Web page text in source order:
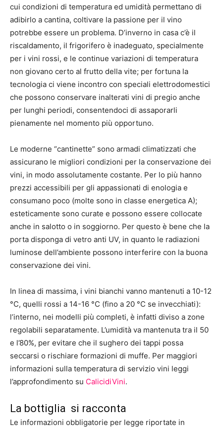
cui condizioni di temperatura ed umidità permettano di
adibirlo a cantina, coltivare la passione per il vino
potrebbe essere un problema. D’inverno in casa c’è il
riscaldamento, il frigorifero è inadeguato, specialmente
per i vini rossi, e le continue variazioni di temperatura
non giovano certo al frutto della vite; per fortuna la
tecnologia ci viene incontro con speciali elettrodomestici
che possono conservare inalterati vini di pregio anche
per lunghi periodi, consentendoci di assaporarli
pienamente nel momento più opportuno.
Le moderne “cantinette” sono armadi climatizzati che
assicurano le migliori condizioni per la conservazione dei
vini, in modo assolutamente costante. Per lo più hanno
prezzi accessibili per gli appassionati di enologia e
consumano poco (molte sono in classe energetica A);
esteticamente sono curate e possono essere collocate
anche in salotto o in soggiorno. Per questo è bene che la
porta disponga di vetro anti UV, in quanto le radiazioni
luminose dell’ambiente possono interferire con la buona
conservazione dei vini.
In linea di massima, i vini bianchi vanno mantenuti a 10-12
°C, quelli rossi a 14-16 °C (fino a 20 °C se invecchiati):
l’interno, nei modelli più completi, è infatti diviso a zone
regolabili separatamente. L’umidità va mantenuta tra il 50
e l’80%, per evitare che il sughero dei tappi possa
seccarsi o rischiare formazioni di muffe. Per maggiori
informazioni sulla temperatura di servizio vini leggi
l’approfondimento su CalicidiVini.
La bottiglia si racconta
Le informazioni obbligatorie per legge riportate in